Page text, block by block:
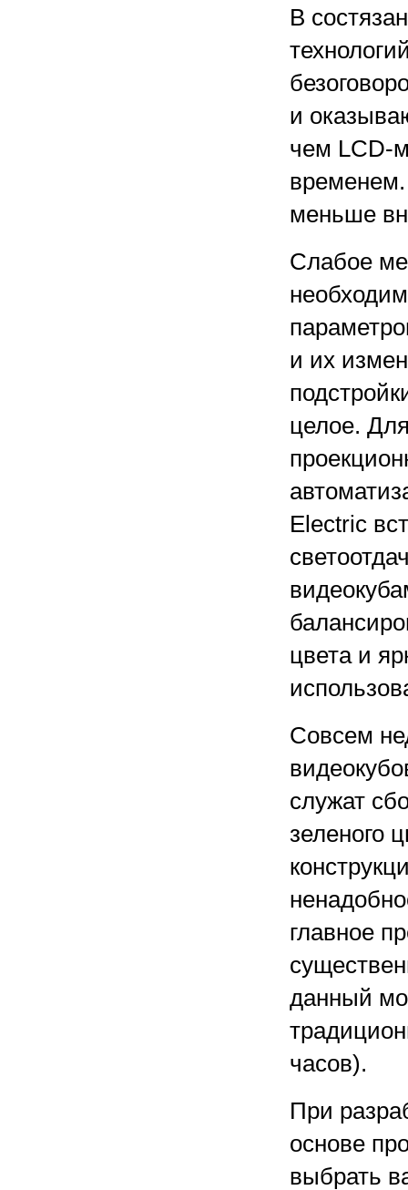
В
и
чем LCD-
временем.
меньше
Слабое
и их
целое.
Electric
цвета и
Совсем
служат
зеленого
главное
данный
часов).
При
основе
выбрать